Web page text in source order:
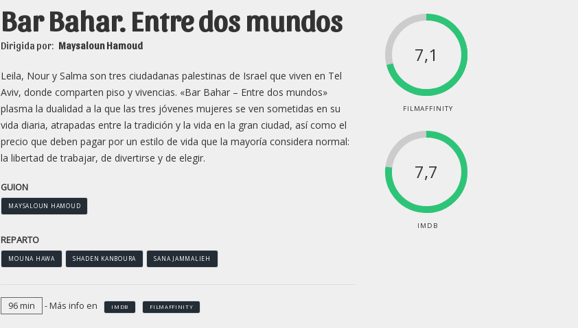
Bar Bahar. Entre dos mundos
Dirigida por: Maysaloun Hamoud
Leila, Nour y Salma son tres ciudadanas palestinas de Israel que viven en Tel
Aviv, donde comparten piso y vivencias. «Bar Bahar – Entre dos mundos»
plasma la dualidad a la que las tres jóvenes mujeres se ven sometidas en su
vida diaria, atrapadas entre la tradición y la vida en la gran ciudad, así como el
precio que deben pagar por un estilo de vida que la mayoría considera normal:
la libertad de trabajar, de divertirse y de elegir.
GUION
MAYSALOUN HAMOUD
REPARTO
MOUNA HAWA SHADEN KANBOURA SANA JAMMALIEH
96 min - Más info en IMDB FILMAFFINITY
7,1
FILMAFFINITY
7,7
IMDB